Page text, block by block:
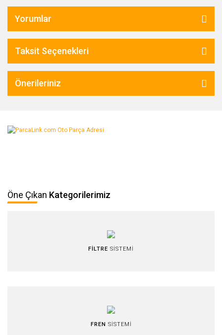
Yorumlar
Taksit Seçenekleri
Önerileriniz
Öne Çıkan Kategorilerimiz
FİLTRE SİSTEMİ
FREN SİSTEMİ